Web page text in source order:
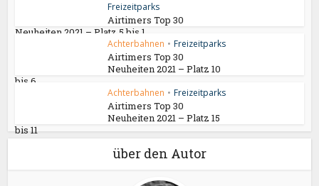
Freizeitparks
Airtimers Top 30
Neuheiten 2021 – Platz 5 bis 1
Achterbahnen • Freizeitparks
Airtimers Top 30
Neuheiten 2021 – Platz 10
bis 6
Achterbahnen • Freizeitparks
Airtimers Top 30
Neuheiten 2021 – Platz 15
bis 11
über den Autor